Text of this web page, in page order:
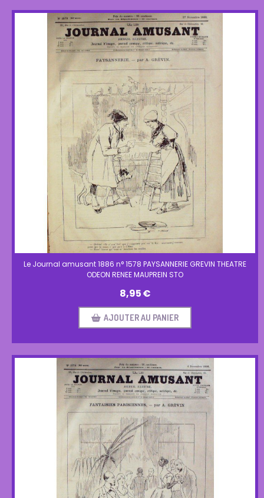
Le Journal amusant 1886 n° 1578 PAYSANNERIE GREVIN THEATRE
ODEON RENEE MAUPREIN STO
8,95€
AJOUTER AU PANIER